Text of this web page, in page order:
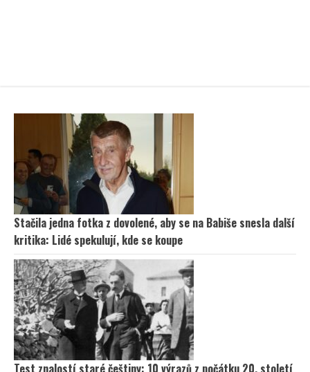
Stačila jedna fotka z dovolené, aby se na Babiše snesla další
kritika: Lidé spekulují, kde se koupe
Test znalostí staré češtiny: 10 výrazů z počátku 20. století